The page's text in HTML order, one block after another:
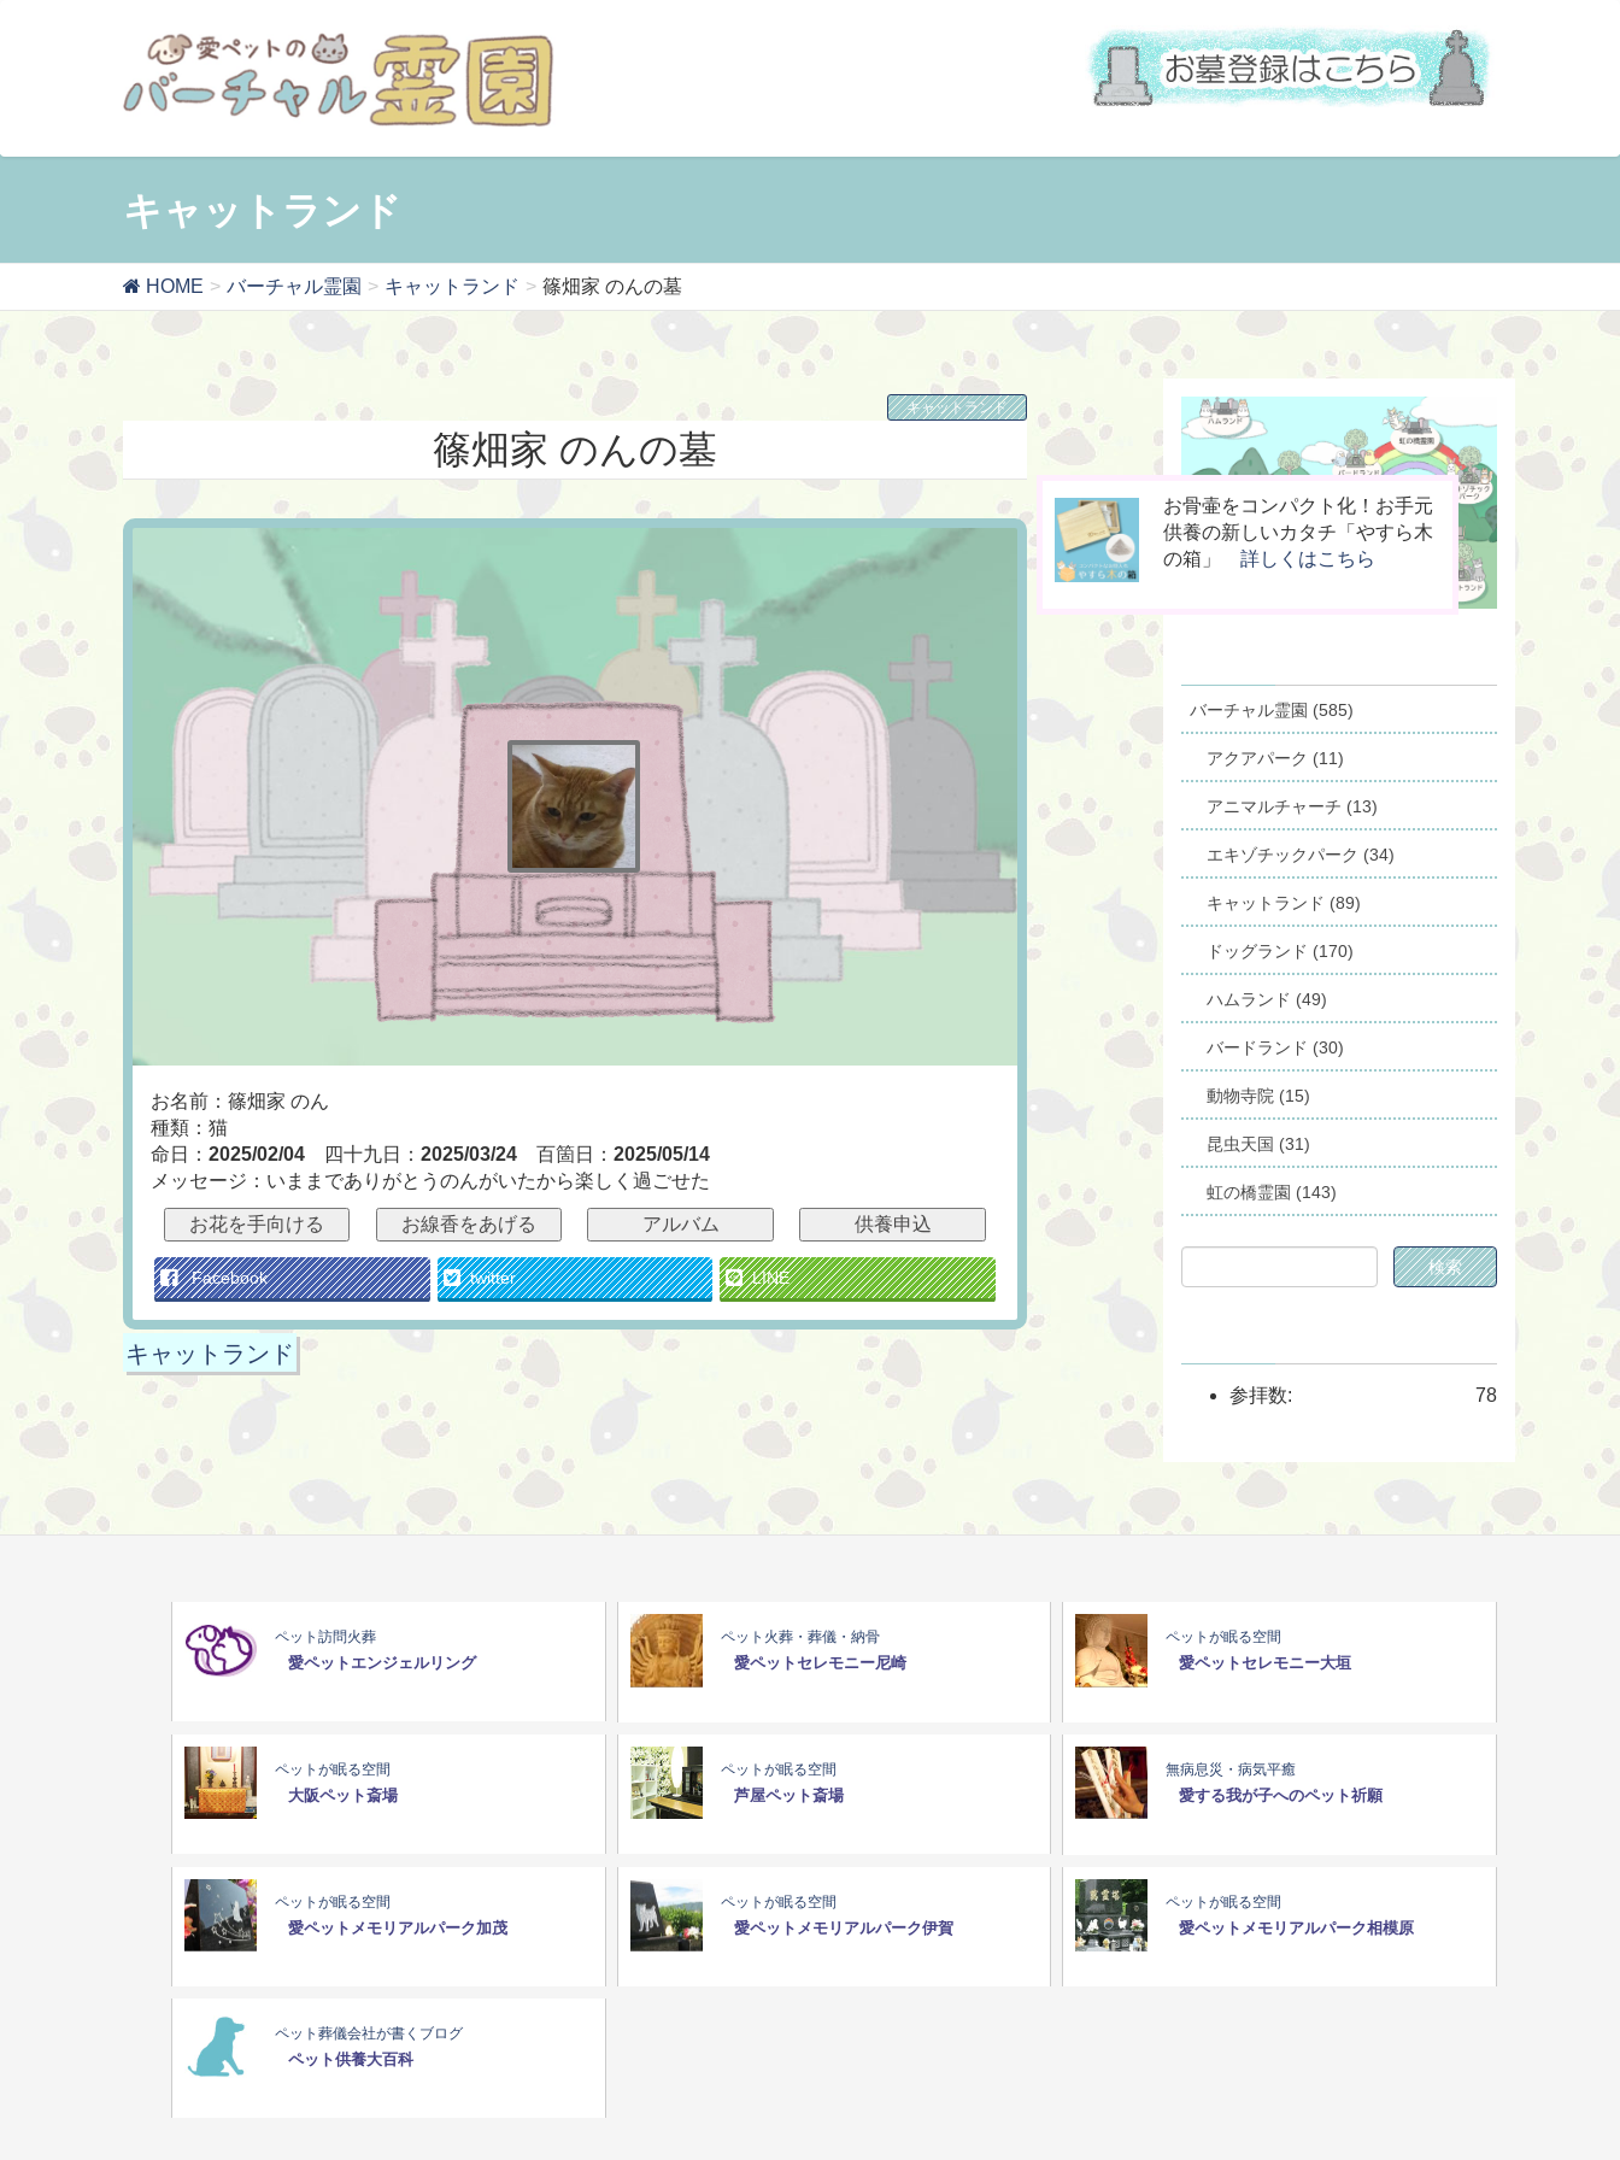
今までなかった！小動物専用の
桐のお骨入れ「タイムBOX
桐」
詳しくはこちら
ペットの命日や周忌にオンライ
ン上で法要を行える「リモート
供養」 詳しくはこちら
お骨壷をコンパクト化！お手元
供養の新しいカタチ「やすら木
の箱」 詳しくはこちら
キャットランド
HOME バーチャル霊園 キャットランド 篠畑家 のんの墓
キャットランド
篠畑家 のんの墓
お名前：篠畑家 のん
種類：猫
命日： 2025/02/04 四十九日： 2025/03/24 百箇日： 2025/05/14
メッセージ：いままでありがとうのんがいたから楽しく過ごせた
お花を手向ける お線香をあげる アルバム 供養申込
Facebook twitter LINE
キャットランド
バーチャル霊園 (585)
アクアパーク (11)
アニマルチャーチ (13)
エキゾチックパーク (34)
キャットランド (89)
ドッグランド (170)
ハムランド (49)
バードランド (30)
動物寺院 (15)
昆虫天国 (31)
虹の橋霊園 (143)
78
参拝数:
ペット訪問火葬
愛ペットエンジェルリング
ペット火葬・葬儀・納骨
愛ペットセレモニー尼崎
ペットが眠る空間
愛ペットセレモニー大垣
ペットが眠る空間
大阪ペット斎場
ペットが眠る空間
芦屋ペット斎場
無病息災・病気平癒
愛する我が子へのペット祈願
ペットが眠る空間
愛ペットメモリアルパーク加茂
ペットが眠る空間
愛ペットメモリアルパーク伊賀
ペットが眠る空間
愛ペットメモリアルパーク相模原
ペット葬儀会社が書くブログ
ペット供養大百科